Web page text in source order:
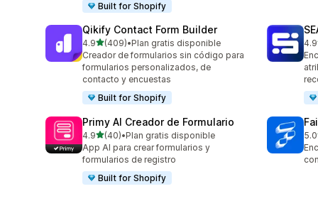
Built for Shopify
Qikify Contact Form Builder
4.9de 5 estrellas
(409)
409 reseñas en total
•Plan gratis disponible
Creador de formularios sin código para
formularios personalizados, de
contacto y encuestas
Built for Shopify
4.9
Primy AI Creador de Formulario
4.9de 5 estrellas
(40)
40 reseñas en total
•Plan gratis disponible
App AI para crear formularios y
formularios de registro
Built for Shopify
5.0